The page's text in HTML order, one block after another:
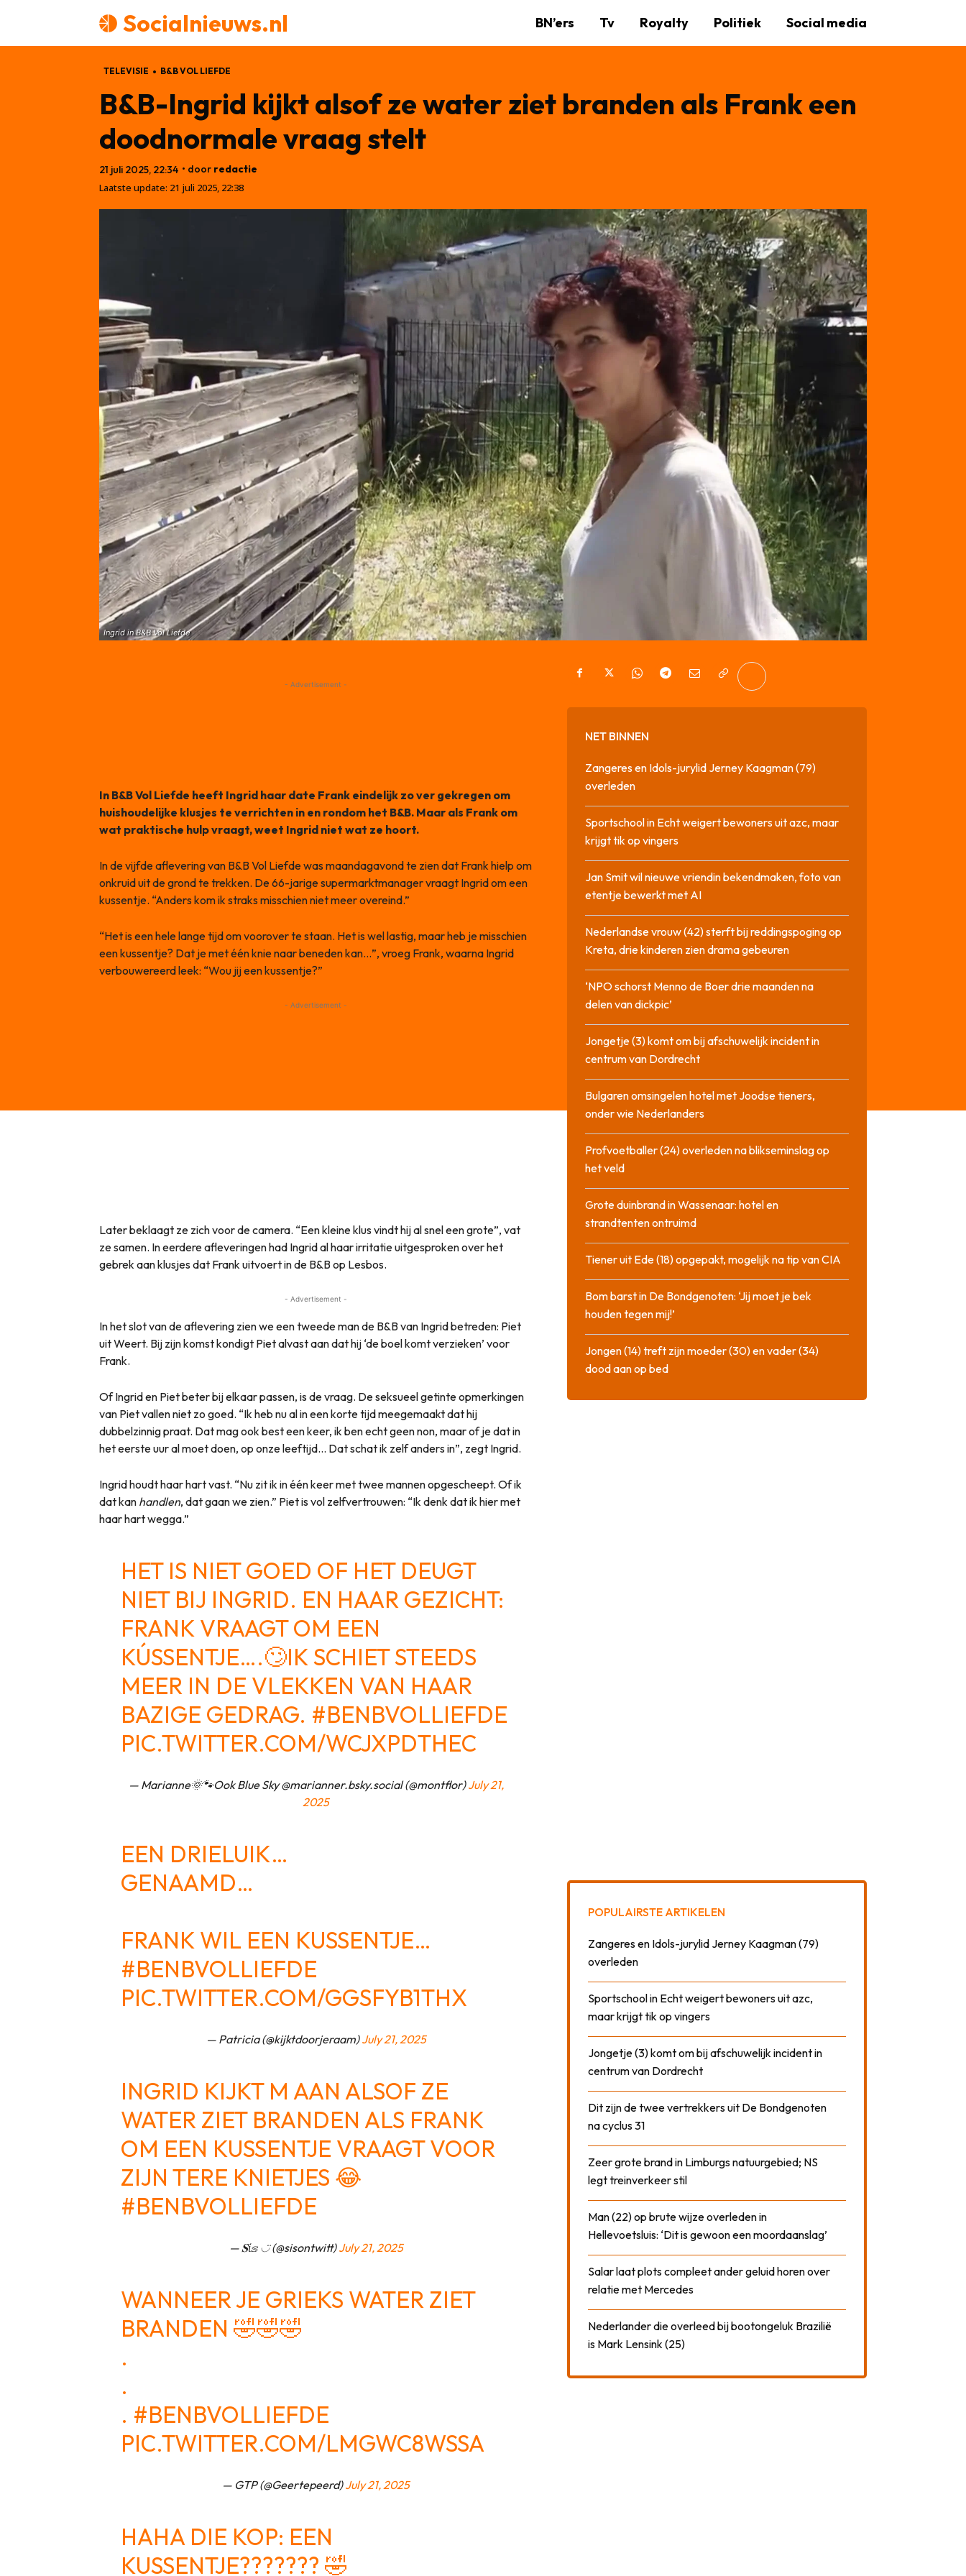
Socialnieuws.nl BN’ers Tv Royalty Politiek Social media
TELEVISIE B&B VOL LIEFDE
B&B-Ingrid kijkt alsof ze water ziet branden als Frank een
doodnormale vraag stelt
21 juli 2025, 22:34 • door redactie
Laatste update: 21 juli 2025, 22:38
Ingrid in B&B Vol Liefde
- Advertisement -
In B&B Vol Liefde heeft Ingrid haar date Frank eindelijk zo ver gekregen om
huishoudelijke klusjes te verrichten in en rondom het B&B. Maar als Frank om
wat praktische hulp vraagt, weet Ingrid niet wat ze hoort.
In de vijfde aflevering van B&B Vol Liefde was maandagavond te zien dat Frank hielp om
onkruid uit de grond te trekken. De 66-jarige supermarktmanager vraagt Ingrid om een
kussentje. “Anders kom ik straks misschien niet meer overeind.”
“Het is een hele lange tijd om voorover te staan. Het is wel lastig, maar heb je misschien
een kussentje? Dat je met één knie naar beneden kan…”, vroeg Frank, waarna Ingrid
verbouwereerd leek: “Wou jij een kussentje?”
- Advertisement -
Later beklaagt ze zich voor de camera. “Een kleine klus vindt hij al snel een grote”, vat
ze samen. In eerdere afleveringen had Ingrid al haar irritatie uitgesproken over het
gebrek aan klusjes dat Frank uitvoert in de B&B op Lesbos.
- Advertisement -
In het slot van de aflevering zien we een tweede man de B&B van Ingrid betreden: Piet
uit Weert. Bij zijn komst kondigt Piet alvast aan dat hij ‘de boel komt verzieken’ voor
Frank.
Of Ingrid en Piet beter bij elkaar passen, is de vraag. De seksueel getinte opmerkingen
van Piet vallen niet zo goed. “Ik heb nu al in een korte tijd meegemaakt dat hij
dubbelzinnig praat. Dat mag ook best een keer, ik ben echt geen non, maar of je dat in
het eerste uur al moet doen, op onze leeftijd… Dat schat ik zelf anders in”, zegt Ingrid.
Ingrid houdt haar hart vast. “Nu zit ik in één keer met twee mannen opgescheept. Of ik
dat kan handlen, dat gaan we zien.” Piet is vol zelfvertrouwen: “Ik denk dat ik hier met
haar hart wegga.”
HET IS NIET GOED OF HET DEUGT
NIET BIJ INGRID. EN HAAR GEZICHT:
FRANK VRAAGT OM EEN
KÚSSENTJE….🙄IK SCHIET STEEDS
MEER IN DE VLEKKEN VAN HAAR
BAZIGE GEDRAG. #BENBVOLLIEFDE
PIC.TWITTER.COM/WCJXPDTHEC
— Marianne🌞🐾Ook Blue Sky @marianner.bsky.social (@montflor)July 21,
2025
EEN DRIELUIK…
GENAAMD…
FRANK WIL EEN KUSSENTJE…
#BENBVOLLIEFDE
PIC.TWITTER.COM/GGSFYB1THX
— Patricia (@kijktdoorjeraam)July 21, 2025
INGRID KIJKT M AAN ALSOF ZE
WATER ZIET BRANDEN ALS FRANK
OM EEN KUSSENTJE VRAAGT VOOR
ZIJN TERE KNIETJES 😂
#BENBVOLLIEFDE
— 𝐒ί𝕤 ◡̈ (@sisontwitt)July 21, 2025
WANNEER JE GRIEKS WATER ZIET
BRANDEN 🤣🤣🤣
.
.
. #BENBVOLLIEFDE
PIC.TWITTER.COM/LMGWC8WSSA
— GTP (@Geertepeerd)July 21, 2025
HAHA DIE KOP: EEN
KUSSENTJE??????? 🤣
NET BINNEN
Zangeres en Idols-jurylid Jerney Kaagman (79)
overleden
Sportschool in Echt weigert bewoners uit azc, maar
krijgt tik op vingers
Jan Smit wil nieuwe vriendin bekendmaken, foto van
etentje bewerkt met AI
Nederlandse vrouw (42) sterft bij reddingspoging op
Kreta, drie kinderen zien drama gebeuren
‘NPO schorst Menno de Boer drie maanden na
delen van dickpic’
Jongetje (3) komt om bij afschuwelijk incident in
centrum van Dordrecht
Bulgaren omsingelen hotel met Joodse tieners,
onder wie Nederlanders
Profvoetballer (24) overleden na blikseminslag op
het veld
Grote duinbrand in Wassenaar: hotel en
strandtenten ontruimd
Tiener uit Ede (18) opgepakt, mogelijk na tip van CIA
Bom barst in De Bondgenoten: ‘Jij moet je bek
houden tegen mij!’
Jongen (14) treft zijn moeder (30) en vader (34)
dood aan op bed
POPULAIRSTE ARTIKELEN
Zangeres en Idols-jurylid Jerney Kaagman (79)
overleden
Sportschool in Echt weigert bewoners uit azc,
maar krijgt tik op vingers
Jongetje (3) komt om bij afschuwelijk incident in
centrum van Dordrecht
Dit zijn de twee vertrekkers uit De Bondgenoten
na cyclus 31
Zeer grote brand in Limburgs natuurgebied; NS
legt treinverkeer stil
Man (22) op brute wijze overleden in
Hellevoetsluis: ‘Dit is gewoon een moordaanslag’
Salar laat plots compleet ander geluid horen over
relatie met Mercedes
Nederlander die overleed bij bootongeluk Brazilië
is Mark Lensink (25)